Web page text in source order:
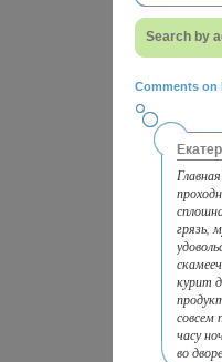
Search by
Comments on
грязь,
курит
совсем
часу
во дворе